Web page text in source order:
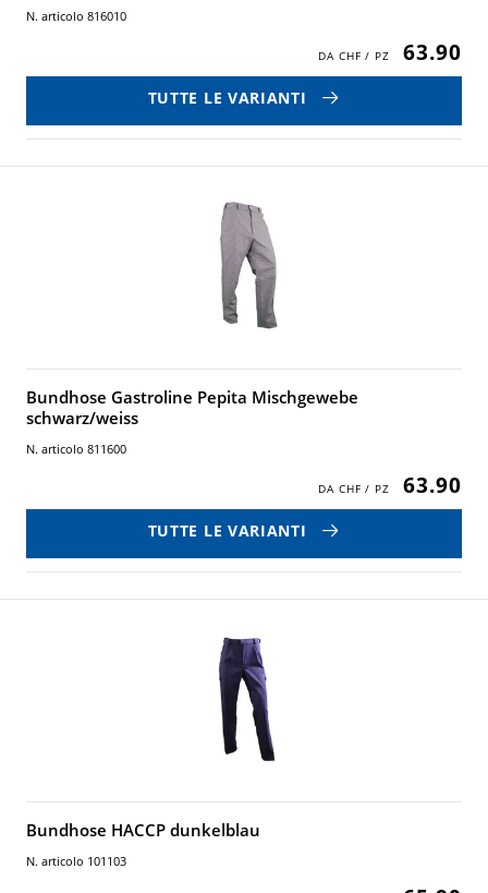
N. articolo 816010
63.90
TUTTE LE VARIANTI
Bundhose Gastroline Pepita Mischgewebe
schwarz/weiss
N. articolo 811600
63.90
TUTTE LE VARIANTI
Bundhose HACCP dunkelblau
N. articolo 101103